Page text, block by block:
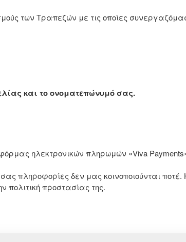
των Τραπεζών με τις οποίες
και το ονοματεπώνυμό σας.
ηλεκτρονικών πληρωμών «Viva Payments».
πληροφορίες δεν μας κοινοποιούνται
προστασίας της.